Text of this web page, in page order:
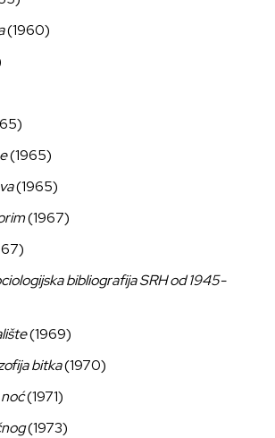
(1960)
(1965)
(1965)
(1967)
bibliografija SRH od 1945-
(1969)
bitka(1970)
(1971)
(1973)